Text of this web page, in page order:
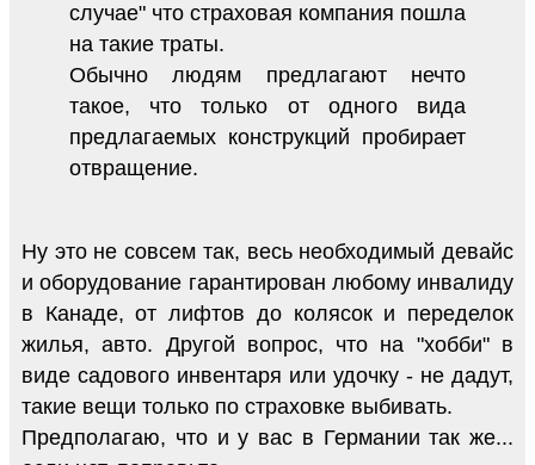
случае" что страховая компания пошла
на такие траты.
Обычно людям предлагают нечто
такое, что только от одного вида
предлагаемых конструкций пробирает
отвращение.
Ну это не совсем так, весь необходимый девайс
и оборудование гарантирован любому инвалиду
в Канаде, от лифтов до колясок и переделок
жилья, авто. Другой вопрос, что на "хобби" в
виде садового инвентаря или удочку - не дадут,
такие вещи только по страховке выбивать.
Предполагаю, что и у вас в Германии так же...